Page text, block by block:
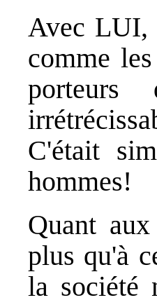
Avec LUI,
comme
porteurs
C'était
hommes!
Quant
plus qu'à
la société